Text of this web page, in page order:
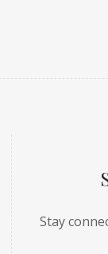
Stay